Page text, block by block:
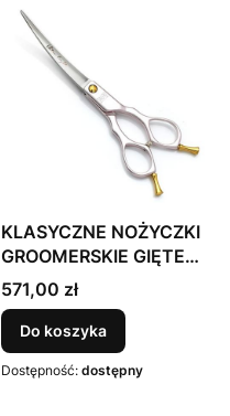
KLASYCZNE NOŻYCZKI
GROOMERSKIE GIĘTE
15cm, 6 cali, japońska
stal nierdzewna 440c,
ULTRA LEKKIE, kolor
JASNORÓŻOWY
Cena
571,00 zł
Do koszyka
Dostępność: dostępny